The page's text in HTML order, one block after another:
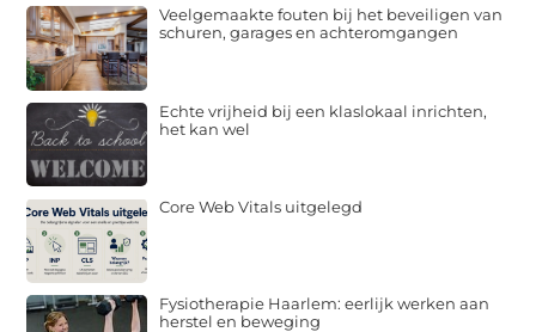
Veelgemaakte fouten bij het beveiligen van
schuren, garages en achteromgangen
Echte vrijheid bij een klaslokaal inrichten,
het kan wel
Core Web Vitals uitgelegd
Fysiotherapie Haarlem: eerlijk werken aan
herstel en beweging